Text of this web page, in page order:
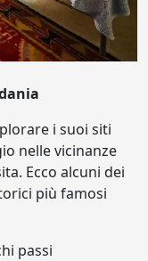
i suoi siti
nelle vicinanze
Ecco alcuni dei
più famosi
passi